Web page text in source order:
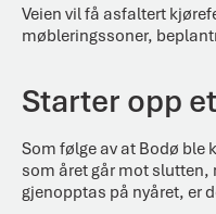
Veien vil få asfaltert
møbleringssoner,
Starter opp
Som følge av at Bodø ble
som året går mot
gjenopptas på nyåret, er